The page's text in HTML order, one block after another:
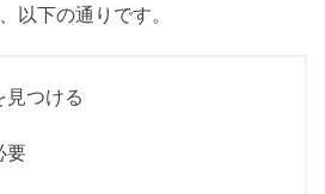
以下の通りです。
見つける
要